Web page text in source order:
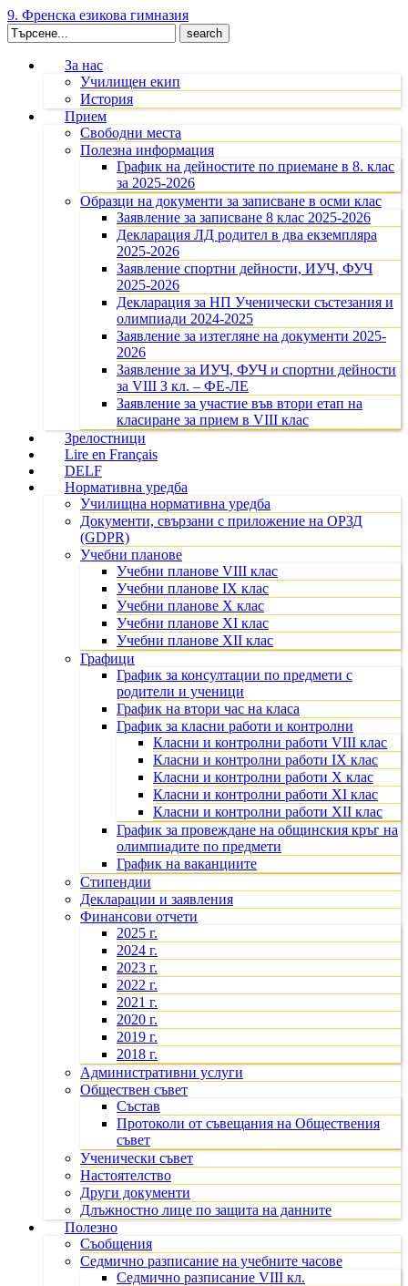
9. Френска езикова гимназия
Search
for:
За нас
Училищен екип
История
Прием
Свободни места
Полезна информация
График на дейностите по приемане в 8. клас
за 2025-2026
Образци на документи за записване в осми клас
Заявление за записване 8 клас 2025-2026
Декларация ЛД родител в два екземпляра
2025-2026
Заявление спортни дейности, ИУЧ, ФУЧ
2025-2026
Декларация за НП Ученически състезания и
олимпиади 2024-2025
Заявление за изтегляне на документи 2025-
2026
Заявление за ИУЧ, ФУЧ и спортни дейности
за VIII З кл. – ФЕ-ЛЕ
Заявление за участие във втори етап на
класиране за прием в VIII клас
Зрелостници
Lire en Français
DELF
Нормативна уредба
Училищна нормативна уредба
Документи, свързани с приложение на ОРЗД
(GDPR)
Учебни планове
Учебни планове VIII клас
Учебни планове IX клас
Учебни планове X клас
Учебни планове XI клас
Учебни планове XII клас
Графици
График за консултации по предмети с
родители и ученици
График на втори час на класа
График за класни работи и контролни
Класни и контролни работи VIII клас
Класни и контролни работи IX клас
Класни и контролни работи X клас
Класни и контролни работи XI клас
Класни и контролни работи XII клас
График за провеждане на общинския кръг на
олимпиадите по предмети
График на ваканциите
Стипендии
Декларации и заявления
Финансови отчети
2025 г.
2024 г.
2023 г.
2022 г.
2021 г.
2020 г.
2019 г.
2018 г.
Административни услуги
Обществен съвет
Състав
Протоколи от съвещания на Обществения
съвет
Ученически съвет
Настоятелство
Други документи
Длъжностно лице по защита на данните
Полезно
Съобщения
Седмично разписание на учебните часове
Седмично разписание VIII кл.